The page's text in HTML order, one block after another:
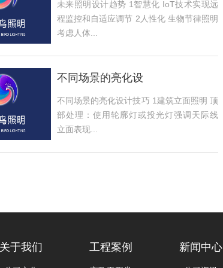
未来照明设计趋势 1智慧化 IoT技术实现远
程监控和自适应调节 2人性化 生物节律照明
考虑人体...
不同场景的亮化设
不同场景的亮化设计技巧 1建筑立面照明 顶
部处理：使用轮廓灯或投光灯强调天际线
立面表现...
关于我们 工程案例 新闻中心